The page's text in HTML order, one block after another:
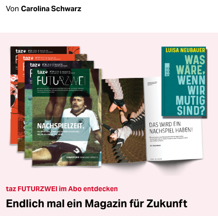
Von Carolina Schwarz
taz FUTURZWEI im Abo entdecken
Endlich mal ein Magazin für Zukunft